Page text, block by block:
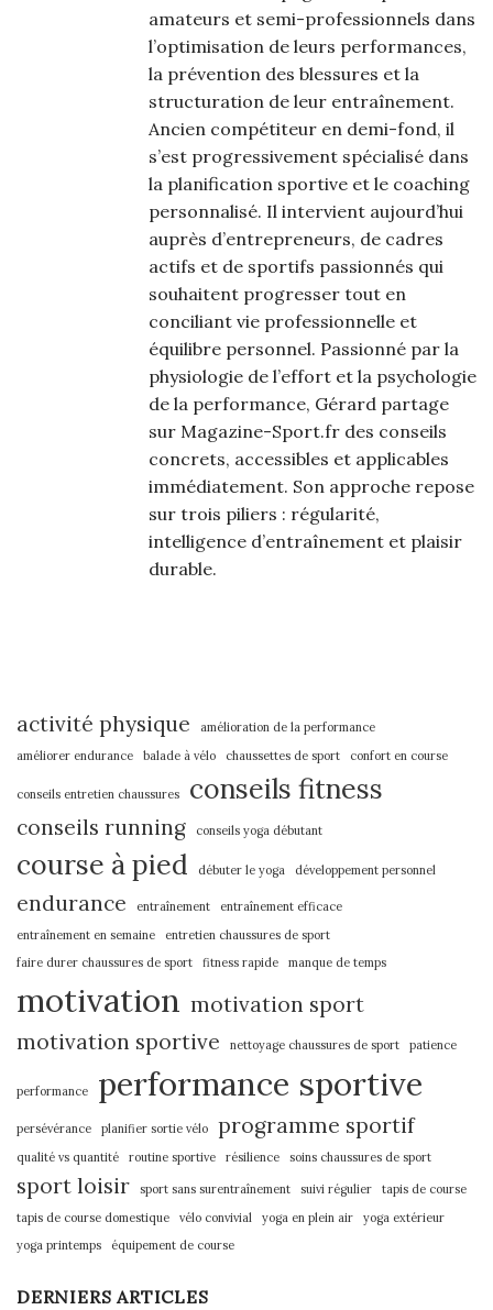
amateurs et semi-professionnels dans
l’optimisation de leurs performances,
la prévention des blessures et la
structuration de leur entraînement.
Ancien compétiteur en demi-fond, il
s’est progressivement spécialisé dans
la planification sportive et le coaching
personnalisé. Il intervient aujourd’hui
auprès d’entrepreneurs, de cadres
actifs et de sportifs passionnés qui
souhaitent progresser tout en
conciliant vie professionnelle et
équilibre personnel. Passionné par la
physiologie de l’effort et la psychologie
de la performance, Gérard partage
sur Magazine-Sport.fr des conseils
concrets, accessibles et applicables
immédiatement. Son approche repose
sur trois piliers : régularité,
intelligence d’entraînement et plaisir
durable.
activité physique
amélioration de la performance
améliorer endurance
balade à vélo chaussettes de sport confort en course
conseils entretien chaussures conseils fitness
conseils running conseils yoga débutant
course à pied débuter le yoga développement personnel
endurance entraînement
entraînement efficace
entraînement en semaine
entretien chaussures de sport
faire durer chaussures de sport
fitness rapide manque de temps
motivation motivation sport
motivation sportive
nettoyage chaussures de sport patience
performance performance sportive
persévérance planifier sortie vélo programme sportif
qualité vs quantité routine sportive résilience soins chaussures de sport
sport loisir sport sans surentraînement suivi régulier
tapis de course
tapis de course domestique
vélo convivial yoga en plein air
yoga extérieur
yoga printemps
équipement de course
DERNIERS ARTICLES